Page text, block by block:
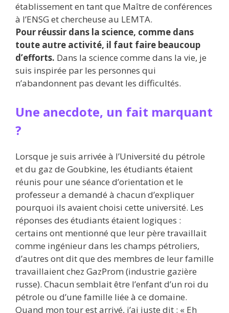
établissement en tant que Maître de conférences
à l’ENSG et chercheuse au LEMTA.
Pour réussir dans la science, comme dans
toute autre activité, il faut faire beaucoup
d’efforts. Dans la science comme dans la vie, je
suis inspirée par les personnes qui
n’abandonnent pas devant les difficultés.
Une anecdote, un fait marquant
?
Lorsque je suis arrivée à l’Université du pétrole
et du gaz de Goubkine, les étudiants étaient
réunis pour une séance d’orientation et le
professeur a demandé à chacun d’expliquer
pourquoi ils avaient choisi cette université. Les
réponses des étudiants étaient logiques :
certains ont mentionné que leur père travaillait
comme ingénieur dans les champs pétroliers,
d’autres ont dit que des membres de leur famille
travaillaient chez GazProm (industrie gazière
russe). Chacun semblait être l’enfant d’un roi du
pétrole ou d’une famille liée à ce domaine.
Quand mon tour est arrivé, j’ai juste dit : « Eh